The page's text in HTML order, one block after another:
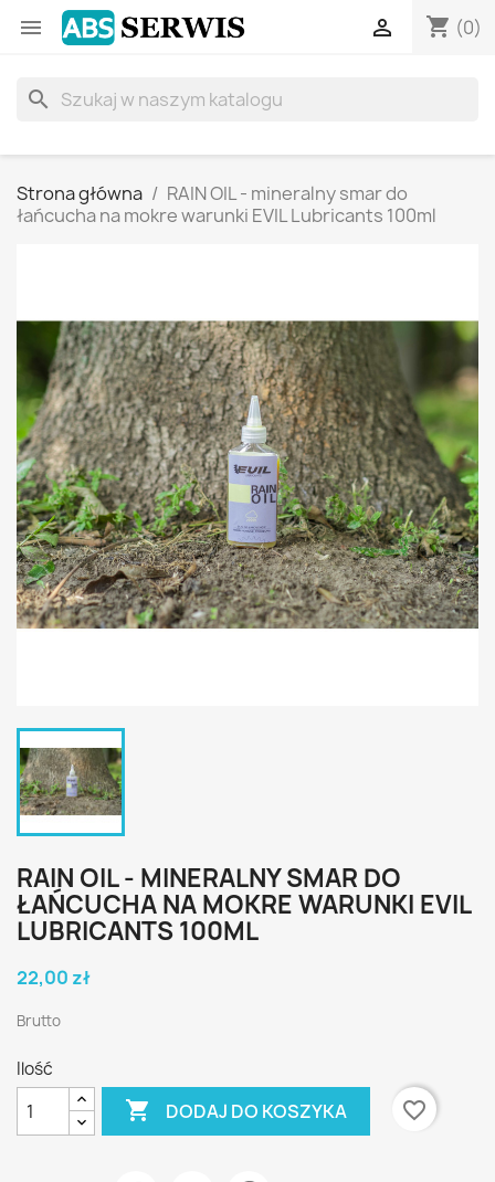
 shopping_cart (0)

search
Strona główna
RAIN OIL - mineralny smar do
łańcucha na mokre warunki EVIL Lubricants 100ml
RAIN OIL - MINERALNY SMAR DO
ŁAŃCUCHA NA MOKRE WARUNKI EVIL
LUBRICANTS 100ML
22,00 zł
Brutto
Ilość
 DODAJ DO KOSZYKA favorite_border